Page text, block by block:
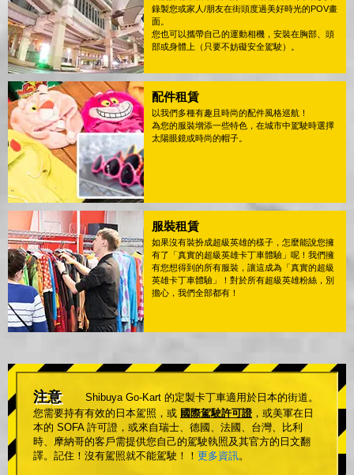
錄製您或家人/朋友在街頭度過美好時光的POV畫
面。
您也可以攜帶自己的運動相機，安裝在胸部、頭
部或身體上（只要不妨礙安全駕駛）。
配件租賃
以我們多種有趣且時尚的配件風格巡航！
為您的服裝增添一些特色，在城市中駕駛時選擇
太陽眼鏡或時尚的帽子。
服裝租賃
如果沒有裝扮成超級英雄的樣子，怎麼能說您擁
有了「真實的超級英雄卡丁車體驗」呢！我們擁
有您想得到的所有服裝，讓這成為「真實的超級
英雄卡丁車體驗」！對於所有超級英雄粉絲，別
擔心，我們全部都有！
注意
Shibuya Go-Kart 的定製卡丁車適用於日本的街道。
您需要持有有效的日本駕照，或 國際駕駛許可證 ，或美軍在日
本的 SOFA 許可證，或來自瑞士、德國、法國、台灣、比利
時、摩納哥的客戶需提供您自己的駕駛執照及其官方的日文翻
譯。記住！沒有駕照就不能駕駛！！ 更多資訊。